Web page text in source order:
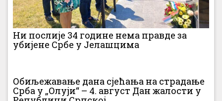
Ни послије 34 године нема правде за
убијене Србе у Јелашцима
Обиљежавање дана сјећања на страдање
Срба у „Олуји“ – 4. август Дан жалости у